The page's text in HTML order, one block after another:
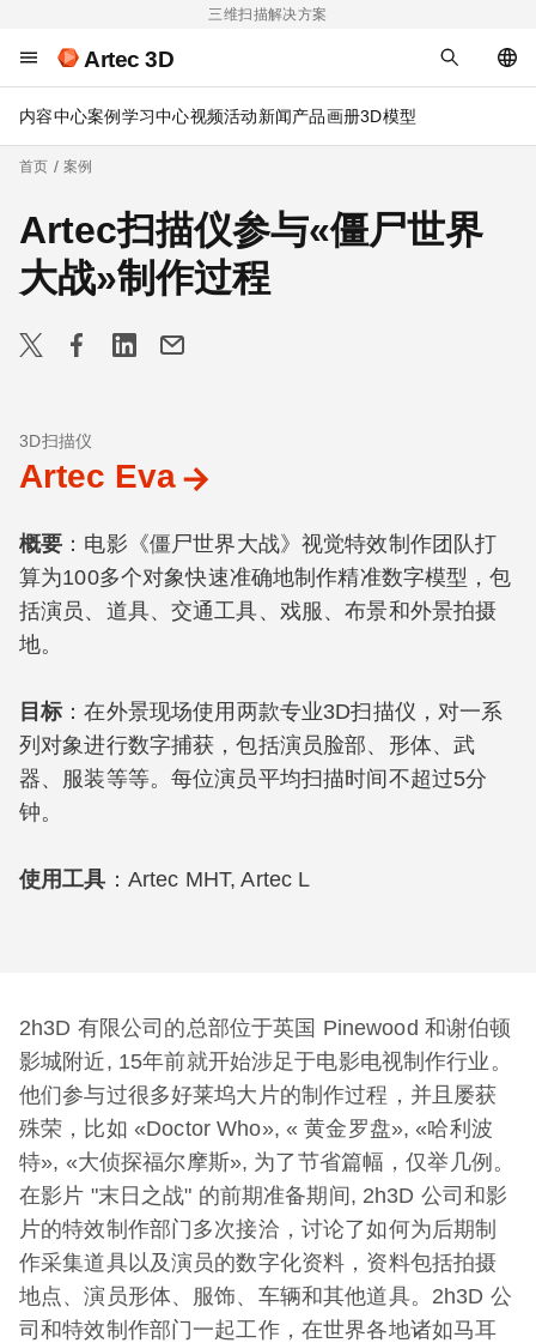
三维扫描解决方案
Artec 3D
内容中心案例 学习中心视频活动新闻产品画册3D模型
首页 案例
Artec扫描仪参与«僵尸世界
大战»制作过程
3D扫描仪
Artec Eva
概要 ：电影《僵尸世界大战》视觉特效制作团队打
算为100多个对象快速准确地制作精准数字模型，包
括演员、道具、交通工具、戏服、布景和外景拍摄
地。
目标：在外景现场使用两款专业3D扫描仪，对一系
列对象进行数字捕获，包括演员脸部、形体、武
器、服装等等。每位演员平均扫描时间不超过5分
钟。
使用工具 ：Artec MHT, Artec L
2h3D 有限公司的总部位于英国 Pinewood 和谢伯顿
影城附近, 15年前就开始涉足于电影电视制作行业。
他们参与过很多好莱坞大片的制作过程，并且屡获
殊荣，比如 «Doctor Who», « 黄金罗盘», «哈利波
特», «大侦探福尔摩斯», 为了节省篇幅，仅举几例。
在影片 "末日之战" 的前期准备期间, 2h3D 公司和影
片的特效制作部门多次接洽，讨论了如何为后期制
作采集道具以及演员的数字化资料，资料包括拍摄
地点、演员形体、服饰、车辆和其他道具。2h3D 公
司和特效制作部门一起工作，在世界各地诸如马耳